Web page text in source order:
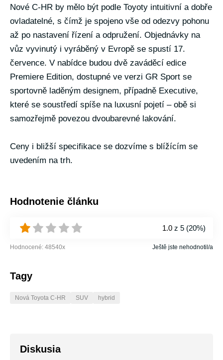
Nové C-HR by mělo být podle Toyoty intuitivní a dobře
ovladatelné, s čímž je spojeno vše od odezvy pohonu
až po nastavení řízení a odpružení. Objednávky na
vůz vyvinutý i vyráběný v Evropě se spustí 17.
července. V nabídce budou dvě zaváděcí edice
Premiere Edition, dostupné ve verzi GR Sport se
sportovně laděným designem, případně Executive,
které se soustředí spíše na luxusní pojetí – obě si
samozřejmě povezou dvoubarevné lakování.
Ceny i bližší specifikace se dozvíme s blížícím se
uvedením na trh.
Hodnotenie článku
1.0 z 5 (20%)
Hodnocené: 48540x Ještě jste nehodnotil/a
Tagy
Nová Toyota C-HR SUV hybrid
Diskusia